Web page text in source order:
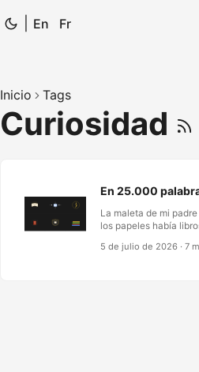
En Fr
Inicio Tags
Curiosidad
En 25.000
La maleta de mi
los papeles había
portadas que
energía nuclear. La
5 de julio de 2026 · 7